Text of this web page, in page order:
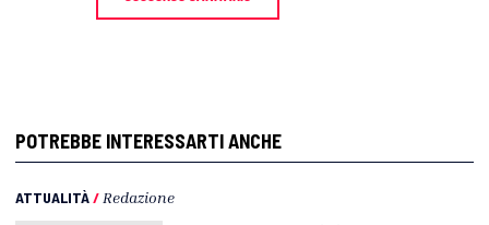
POTREBBE INTERESSARTI ANCHE
ATTUALITÀ/ Redazione